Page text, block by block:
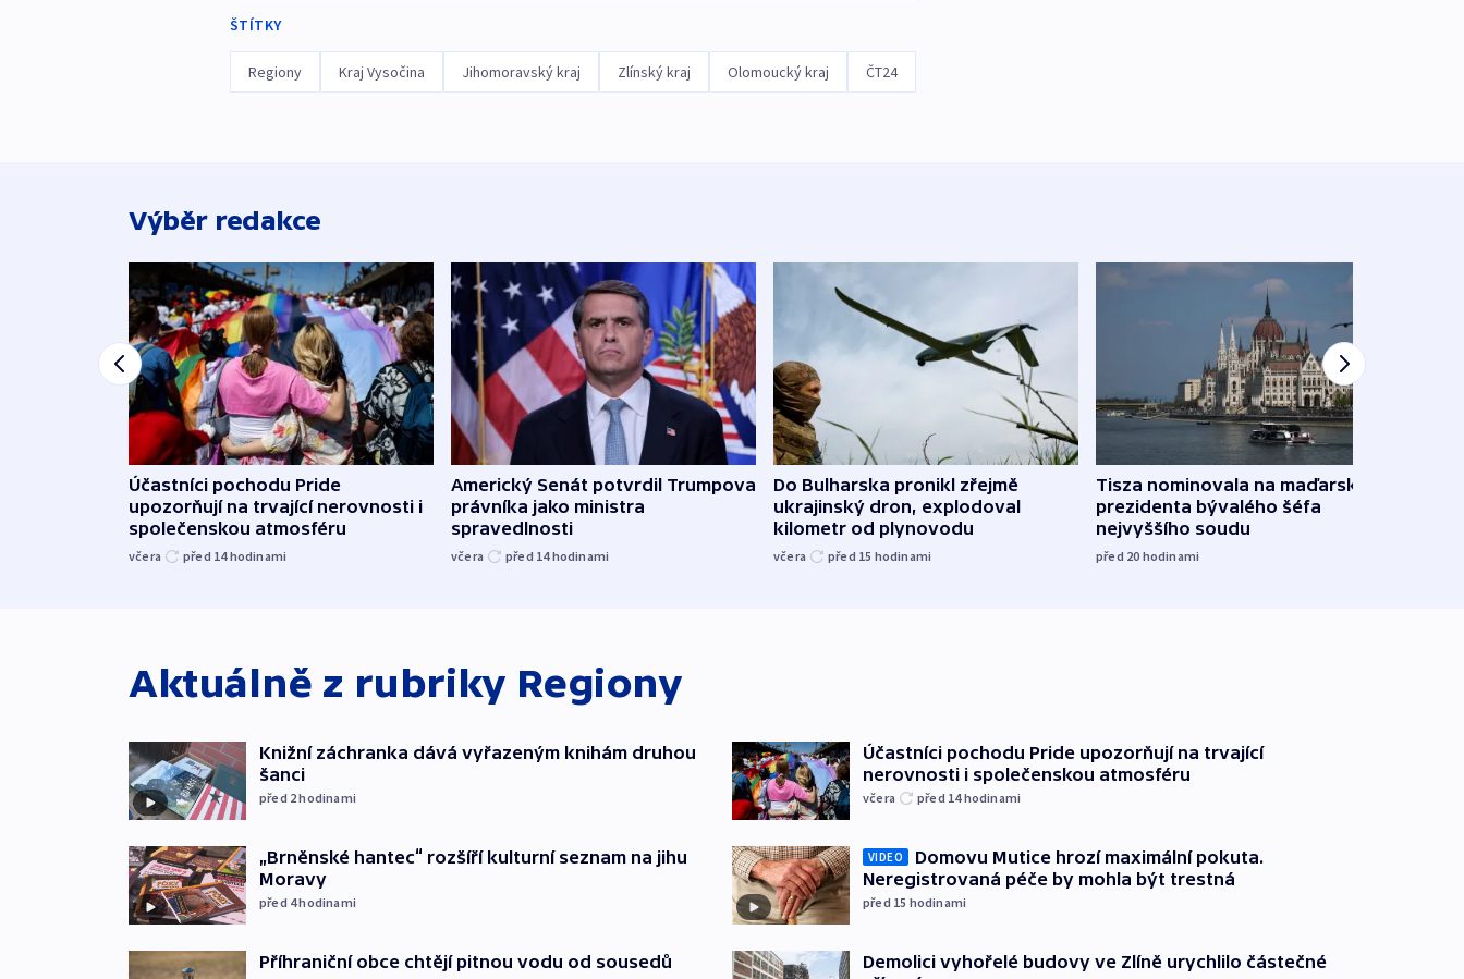
ŠTÍTKY
Regiony Kraj Vysočina Jihomoravský kraj Zlínský kraj Olomoucký kraj ČT24
Výběr redakce
Účastníci pochodu Pride
upozorňují na trvající nerovnosti i
společenskou atmosféru
včera před 14hodinami
Americký Senát potvrdil Trumpova
právníka jako ministra
spravedlnosti
včera před 14hodinami
Do Bulharska pronikl zřejmě
ukrajinský dron, explodoval
kilometr od plynovodu
včera před 15 hodinami
Tisza nominovala na maďarského
prezidenta bývalého šéfa
nejvyššího soudu
před 20 hodinami
Aktuálně z rubriky Regiony
Knižní záchranka dává vyřazeným knihám druhou
šanci
před 2hodinami
„Brněnské hantec“ rozšíří kulturní seznam na jihu
Moravy
před 4hodinami
Příhraniční obce chtějí pitnou vodu od sousedů
Účastníci pochodu Pride upozorňují na trvající
nerovnosti i společenskou atmosféru
včera před 14hodinami
VIDEO
Domovu Mutice hrozí maximální pokuta.
Neregistrovaná péče by mohla být trestná
před 15 hodinami
Demolici vyhořelé budovy ve Zlíně urychlilo částečné